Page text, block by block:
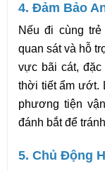
4. Đảm Bảo
Nếu đi cùng
quan sát và hỗ
vực bãi cát,
thời tiết ẩm ướt.
phương tiện
đánh bắt để
5. Chủ Động